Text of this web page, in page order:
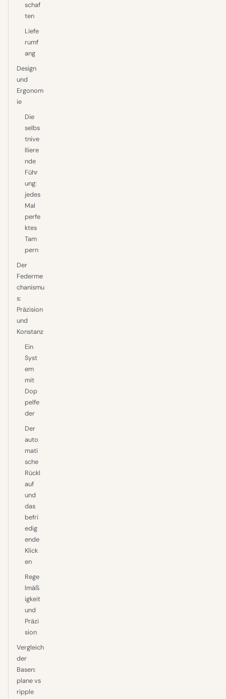
schaf
ten
Liefe
rumf
ang
Design
und
Ergonom
ie
Die
selbs
tnive
lliere
nde
Führ
ung:
jedes
Mal
perfe
ktes
Tam
pern
Der
Federme
chanismu
s:
Präzision
und
Konstanz
Ein
Syst
em
mit
Dop
pelfe
der
Der
auto
mati
sche
Rückl
auf
und
das
befri
edig
ende
Klick
en
Rege
lmäß
igkeit
und
Präzi
sion
Vergleich
der
Basen:
plane vs
ripple